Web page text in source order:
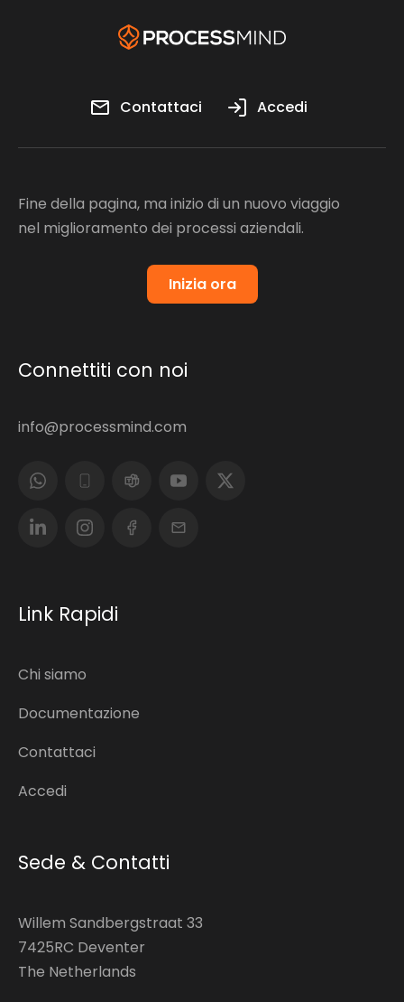
Contattaci Accedi
Fine della pagina, ma inizio di un nuovo viaggio
nel miglioramento dei processi aziendali.
Inizia ora
Connettiti con noi
info@processmind.com
Link Rapidi
Chi siamo
Documentazione
Contattaci
Accedi
Sede & Contatti
Willem Sandbergstraat 33
7425RC Deventer
The Netherlands